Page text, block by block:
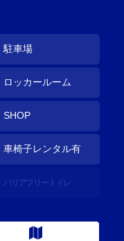
駐車場
ロッカールーム
SHOP
車椅子レンタル有
バリアフリートイレ